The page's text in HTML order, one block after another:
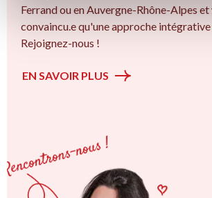
Ferrand ou en Auvergne-Rhône-Alpes et
convaincu.e qu'une approche intégrative
Rejoignez-nous !
EN SAVOIR PLUS